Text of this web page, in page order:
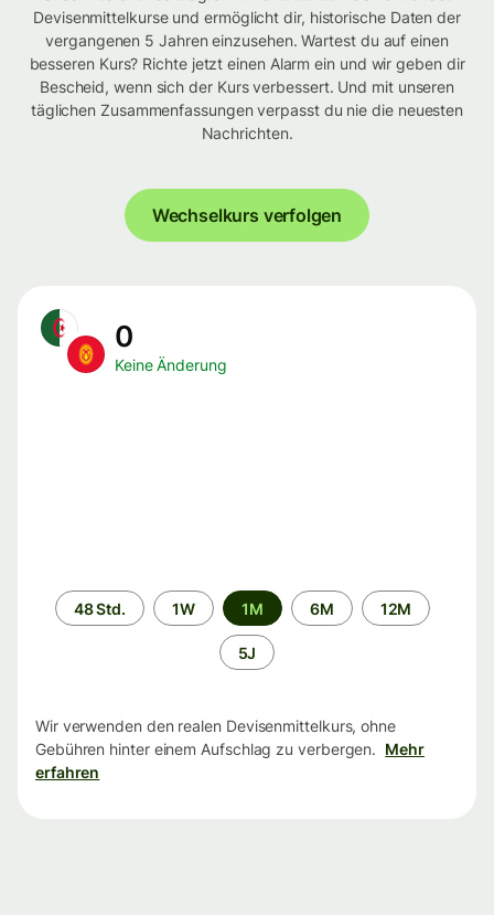
Devisenmittelkurse und ermöglicht dir, historische Daten der
vergangenen 5 Jahren einzusehen. Wartest du auf einen
besseren Kurs? Richte jetzt einen Alarm ein und wir geben dir
Bescheid, wenn sich der Kurs verbessert. Und mit unseren
täglichen Zusammenfassungen verpasst du nie die neuesten
Nachrichten.
Wechselkurs verfolgen
0
Keine Änderung
Zeitraum
48 Std. 1W 1M 6M 12M
5J
Wir verwenden den realen Devisenmittelkurs, ohne
Gebühren hinter einem Aufschlag zu verbergen. Mehr
erfahren